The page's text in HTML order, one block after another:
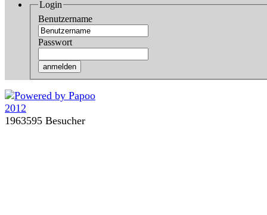
Login
Benutzername
Passwort
1963595 Besucher